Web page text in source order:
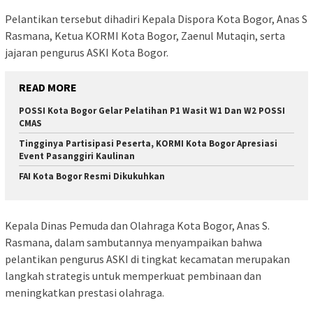
Pelantikan tersebut dihadiri Kepala Dispora Kota Bogor, Anas S
Rasmana, Ketua KORMI Kota Bogor, Zaenul Mutaqin, serta
jajaran pengurus ASKI Kota Bogor.
READ MORE
POSSI Kota Bogor Gelar Pelatihan P1 Wasit W1 Dan W2 POSSI
CMAS
Tingginya Partisipasi Peserta, KORMI Kota Bogor Apresiasi
Event Pasanggiri Kaulinan
FAI Kota Bogor Resmi Dikukuhkan
Kepala Dinas Pemuda dan Olahraga Kota Bogor, Anas S.
Rasmana, dalam sambutannya menyampaikan bahwa
pelantikan pengurus ASKI di tingkat kecamatan merupakan
langkah strategis untuk memperkuat pembinaan dan
meningkatkan prestasi olahraga.